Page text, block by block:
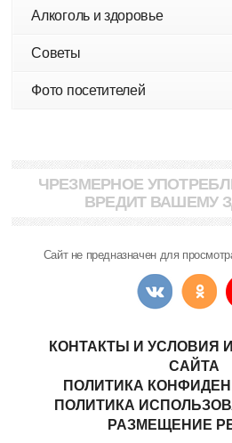
Алкоголь и здоровье
Советы
Фото посетителей
ЧРЕЗМЕРНОЕ
ВРЕДИТ ВАШЕМУ
Сайт не предназначен для
КОНТАКТЫ И УСЛОВИЯ
САЙТА
ПОЛИТИКА
ПОЛИТИКА
РАЗМЕЩЕНИЕ